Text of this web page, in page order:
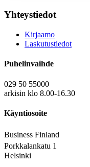
Yhteystiedot
Kirjaamo
Laskutustiedot
Puhelinvaihde
029 50 55000
arkisin klo 8.00-16.30
Käyntiosoite
Business Finland
Porkkalankatu 1
Helsinki